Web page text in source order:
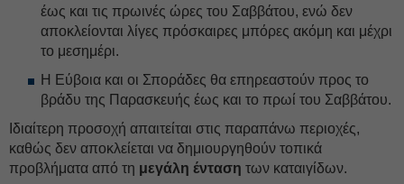
έως και τις πρωινές ώρες του Σαββάτου, ενώ δεν
αποκλείονται λίγες πρόσκαιρες μπόρες ακόμη και μέχρι
το μεσημέρι.
Η Εύβοια και οι Σποράδες θα επηρεαστούν προς το
βράδυ της Παρασκευής έως και το πρωί του Σαββάτου.
Ιδιαίτερη προσοχή απαιτείται στις παραπάνω περιοχές,
καθώς δεν αποκλείεται να δημιουργηθούν τοπικά
προβλήματα από τη μεγάλη ένταση των καταιγίδων.